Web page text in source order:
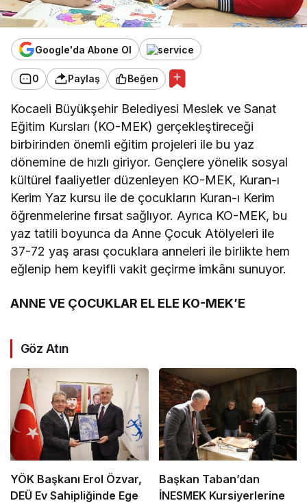
Google'da Abone Ol
0 Paylaş Beğen
Kocaeli Büyükşehir Belediyesi Meslek ve Sanat
Eğitim Kursları (KO-MEK) gerçekleştireceği
birbirinden önemli eğitim projeleri ile bu yaz
dönemine de hızlı giriyor. Gençlere yönelik sosyal
kültürel faaliyetler düzenleyen KO-MEK, Kuran-ı
Kerim Yaz kursu ile de çocukların Kuran-ı Kerim
öğrenmelerine fırsat sağlıyor. Ayrıca KO-MEK, bu
yaz tatili boyunca da Anne Çocuk Atölyeleri ile
37-72 yaş arası çocuklara anneleri ile birlikte hem
eğlenip hem keyifli vakit geçirme imkânı sunuyor.
ANNE VE ÇOCUKLAR EL ELE KO-MEK’E
Göz Atın
YÖK Başkanı Erol Özvar,
DEÜ Ev Sahipliğinde Ege
Başkan Taban’dan
İNESMEK Kursiyerlerine